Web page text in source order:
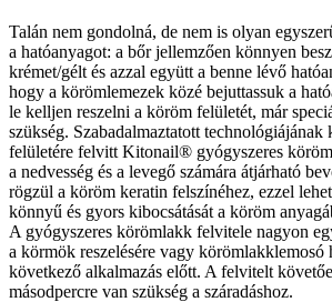
Talán nem gondolná, de nem is olyan
a hatóanyagot: a bőr jellemzően könnyen
krémet/gélt és azzal együtt a benne lévő
hogy a körömlemezek közé bejuttassuk a
le kelljen reszelni a köröm felületét, már
szükség. Szabadalmaztatott technológiájának
felületére felvitt Kitonail® gyógyszeres
a nedvesség és a levegő számára átjárható
rögzül a köröm keratin felszínéhez, ezzel
könnyű és gyors kibocsátását a köröm
A gyógyszeres körömlakk felvitele nagyon
a körmök reszelésére vagy körömlakklemosó
következő alkalmazás előtt. A felvitelt
másodpercre van szükség a száradáshoz.